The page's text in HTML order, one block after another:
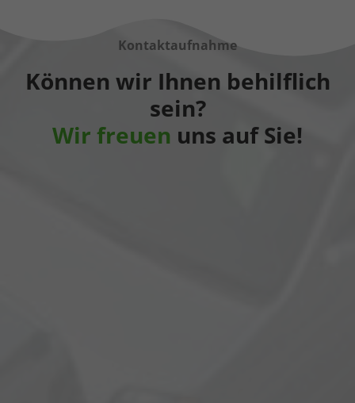
Kontaktaufnahme
Können wir Ihnen behilflich
sein?
Wir freuen uns auf Sie!